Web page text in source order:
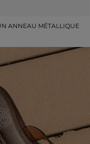
ANNEAU MÉTALLIQUE